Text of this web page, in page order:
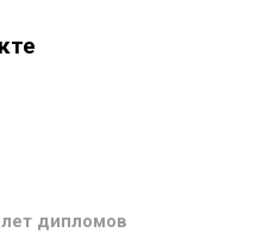
дипломов